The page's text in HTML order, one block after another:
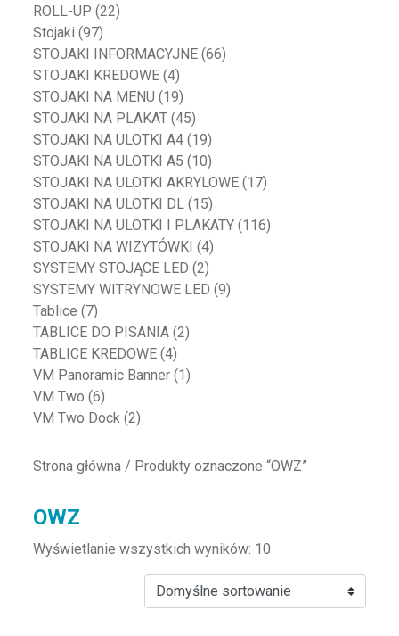
ROLL-UP (22)
Stojaki (97)
STOJAKI INFORMACYJNE (66)
STOJAKI KREDOWE (4)
STOJAKI NA MENU (19)
STOJAKI NA PLAKAT (45)
STOJAKI NA ULOTKI A4 (19)
STOJAKI NA ULOTKI A5 (10)
STOJAKI NA ULOTKI AKRYLOWE (17)
STOJAKI NA ULOTKI DL (15)
STOJAKI NA ULOTKI I PLAKATY (116)
STOJAKI NA WIZYTÓWKI (4)
SYSTEMY STOJĄCE LED (2)
SYSTEMY WITRYNOWE LED (9)
Tablice (7)
TABLICE DO PISANIA (2)
TABLICE KREDOWE (4)
VM Panoramic Banner (1)
VM Two (6)
VM Two Dock (2)
Strona główna / Produkty oznaczone “OWZ”
OWZ
Wyświetlanie wszystkich wyników: 10